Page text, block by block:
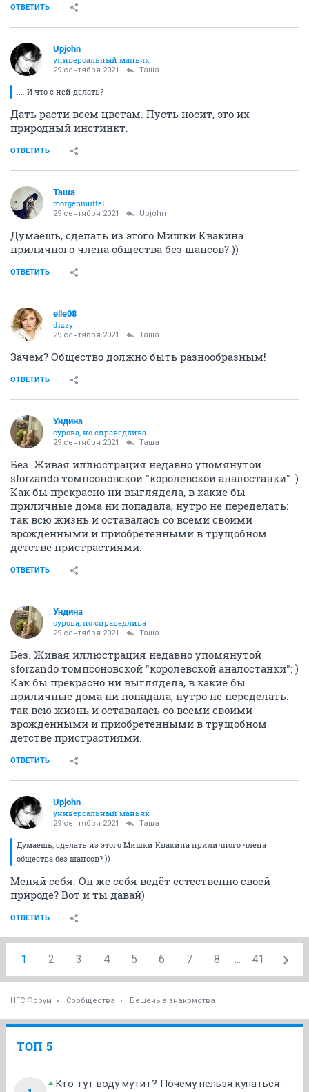
ОТВЕТИТЬ
Upjohn
универсальный маньяк
29 сентября 2021 Таша
.... И что с ней делать?
Дать расти всем цветам. Пусть носит, это их
природный инстинкт.
ОТВЕТИТЬ
Таша
morgenmuffel
29 сентября 2021 Upjohn
Думаешь, сделать из этого Мишки Квакина
приличного члена общества без шансов? ))
ОТВЕТИТЬ
elle08
dizzy
29 сентября 2021 Таша
Зачем? Общество должно быть разнообразным!
ОТВЕТИТЬ
Ундинa
сурова, но справедлива
29 сентября 2021 Таша
Без. Живая иллюстрация недавно упомянутой
sforzando томпсоновской "королевской аналостанки": )
Как бы прекрасно ни выглядела, в какие бы
приличные дома ни попадала, нутро не переделать:
так всю жизнь и оставалась со всеми своими
врожденными и приобретенными в трущобном
детстве пристрастиями.
ОТВЕТИТЬ
Ундинa
сурова, но справедлива
29 сентября 2021 Таша
Без. Живая иллюстрация недавно упомянутой
sforzando томпсоновской "королевской аналостанки": )
Как бы прекрасно ни выглядела, в какие бы
приличные дома ни попадала, нутро не переделать:
так всю жизнь и оставалась со всеми своими
врожденными и приобретенными в трущобном
детстве пристрастиями.
ОТВЕТИТЬ
Upjohn
универсальный маньяк
29 сентября 2021 Таша
Думаешь, сделать из этого Мишки Квакина приличного члена
общества без шансов? ))
Меняй себя. Он же себя ведёт естественно своей
природе? Вот и ты давай)
ОТВЕТИТЬ
1 2 3 4 5 6 7 8 ... 41
НГС.Форум Сообщества Бешеные знакомства
ТОП 5
Кто тут воду мутит? Почему нельзя купаться